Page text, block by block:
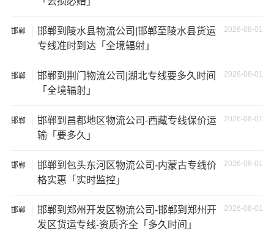
需详细了解最低资费请电话咨询。
★ 由于货运运输比较特殊，请您托运之前仔细清点您所托
运的所有物品；如果您的货物需要临时存放，请尽早最快
★ 为了提高邢台到营口物流公司
意见汇报于您，非常感谢您对我们的支持，我们将为客户
的需求做出不懈的努力，您的满意就是我们前进的动力!
标签： # 营口专线 # 营口货运
# 营口物流
# 邢台专线
# 邢台货运
# 邢台物流
邯郸 2026-08-01
邯郸到陵水县物流公司|邯郸至陵水县货运
专线准时到达「全境辐射」
邯郸 2026-08-01
邯郸到荆门物流公司|湖北专线要多久时间
「全境辐射」
邯郸 2026-08-01
邯郸到昌都地区物流公司-西藏专线保价运
输「要多久」
邯郸 2026-08-01
邯郸到包头东河区物流公司-内蒙古专线价
格实惠「实时监控」
邯郸 2026-08-01
邯郸到郑州开发区物流公司-邯郸到郑州开
发区货运专线-资质齐全「多久时间」